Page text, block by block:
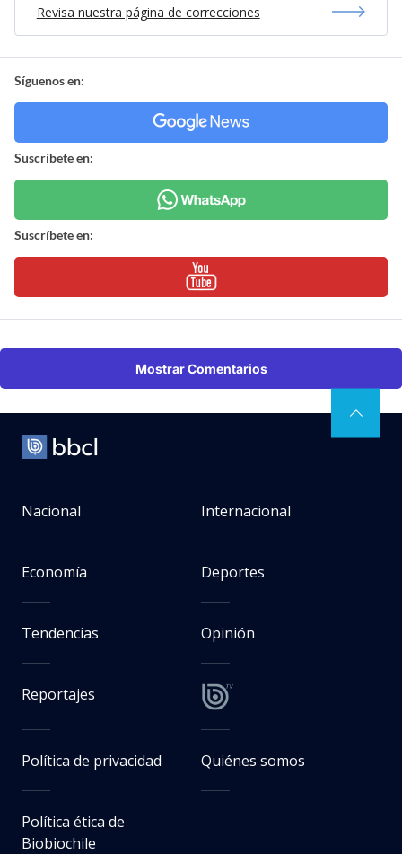
Revisa nuestra página de correcciones
Síguenos en:
Suscríbete en:
Suscríbete en:
Mostrar Comentarios
Nacional Internacional
Economía Deportes
Tendencias Opinión
Reportajes
Política de privacidad Quiénes somos
Política ética de
Biobiochile